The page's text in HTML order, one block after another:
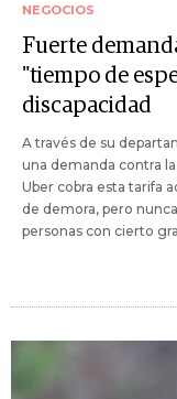
NEGOCIOS
Fuerte
"tiempo de
discapacidad
A través de su
una demanda contra
Uber cobra esta tarifa
de demora, pero
personas con cierto